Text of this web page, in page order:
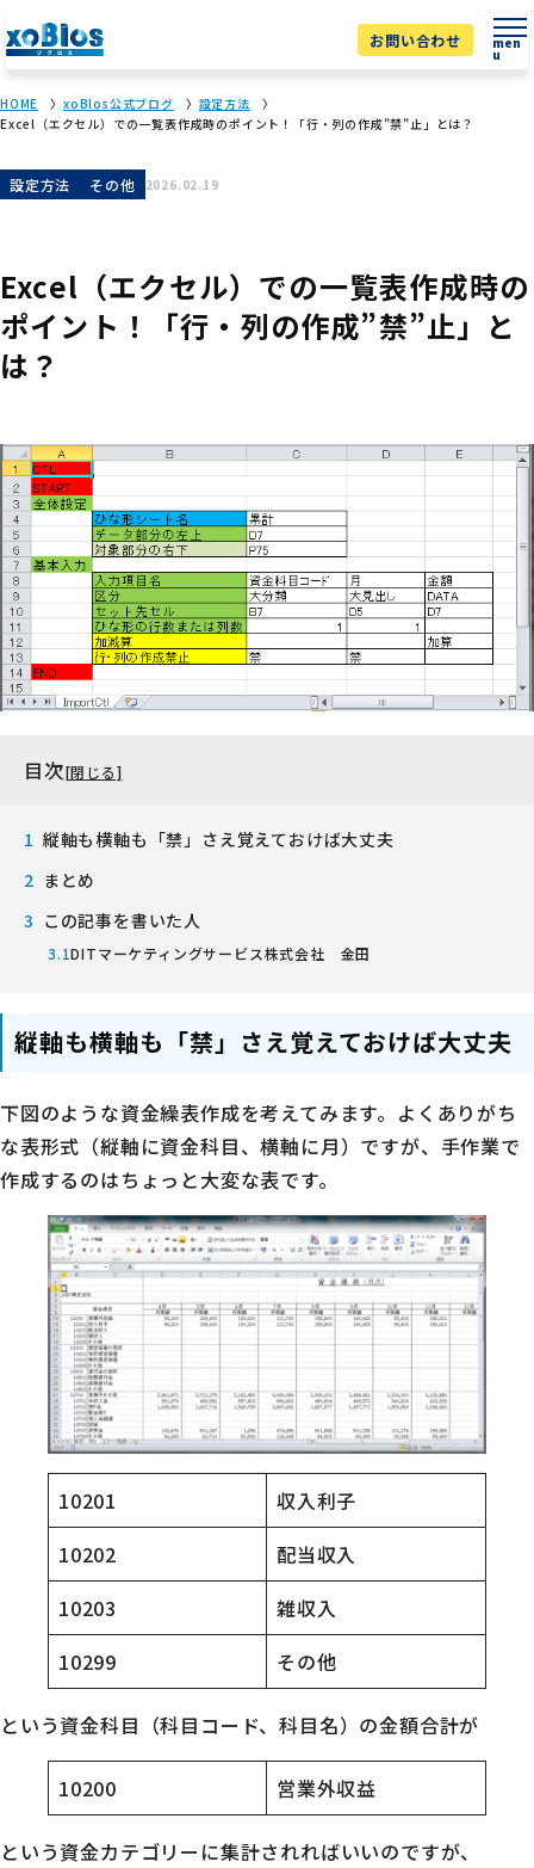
お問い合わせ men
u
HOME xoBlos公式ブログ
設定方法
Excel（エクセル）での一覧表作成時のポイント！「行・列の作成”禁”止」とは？
設定方法 その他 2026.02.19
Excel（エクセル）での一覧表作成時の
ポイント！「行・列の作成”禁”止」と
は？
目次
縦軸も横軸も「禁」さえ覚えておけば大丈夫
まとめ
この記事を書いた人
DITマーケティングサービス株式会社 金田
縦軸も横軸も「禁」さえ覚えておけば大丈夫
下図のような資金繰表作成を考えてみます。よくありがち
な表形式（縦軸に資金科目、横軸に月）ですが、手作業で
作成するのはちょっと大変な表です。
10201
収入利子
10202
配当収入
10203
雑収入
10299
その他
という資金科目（科目コード、科目名）の金額合計が
10200 営業外収益
という資金カテゴリーに集計されればいいのですが、